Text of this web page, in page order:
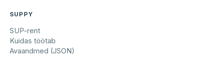
SUPPY
SUP-rent
Kuidas töötab
Avaandmed (JSON)